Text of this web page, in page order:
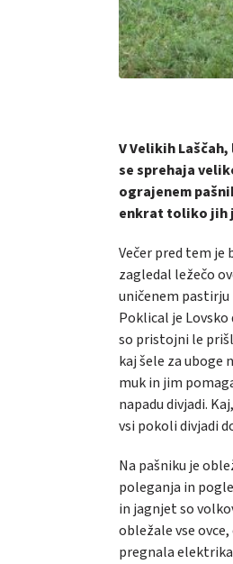
V Velikih
se sprehaja
ograjenem
enkrat toliko jih
Večer pred tem je
zagledal ležečo
uničenem pastirju
Poklical je
so pristojni le
kaj šele za uboge
muk in jim
napadu divjadi.
vsi pokoli divjadi
Na pašniku je
poleganja in
in jagnjet so
obležale vse
pregnala